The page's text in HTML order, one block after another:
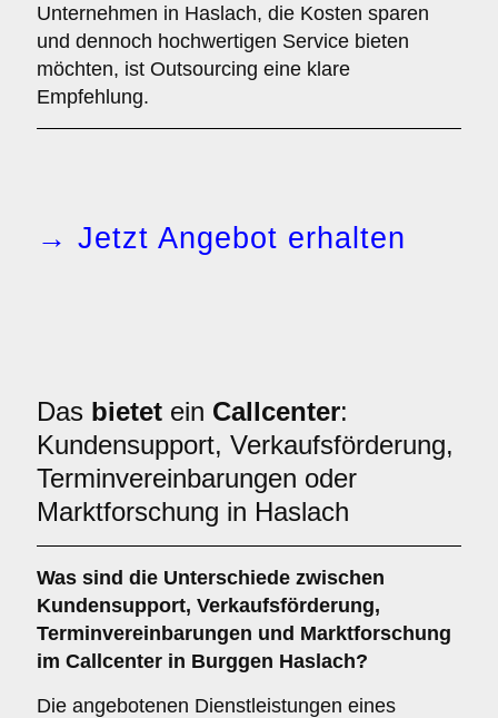
Unternehmen in Haslach, die Kosten sparen
und dennoch hochwertigen Service bieten
möchten, ist Outsourcing eine klare
Empfehlung.
→ Jetzt Angebot erhalten
Das bietet ein Callcenter:
Kundensupport, Verkaufsförderung,
Terminvereinbarungen oder
Marktforschung in Haslach
Was sind die Unterschiede zwischen
Kundensupport, Verkaufsförderung,
Terminvereinbarungen und Marktforschung
im Callcenter in Burggen Haslach?
Die angebotenen Dienstleistungen eines